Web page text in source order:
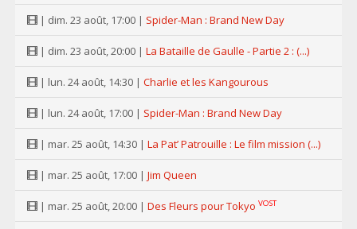
| dim. 23 août, 17:00 | Spider-Man : Brand New Day
| dim. 23 août, 20:00 | La Bataille de Gaulle - Partie 2 : (...)
| lun. 24 août, 14:30 | Charlie et les Kangourous
| lun. 24 août, 17:00 | Spider-Man : Brand New Day
| mar. 25 août, 14:30 | La Pat’ Patrouille : Le film mission (...)
| mar. 25 août, 17:00 | Jim Queen
| mar. 25 août, 20:00 | Des Fleurs pour Tokyo VOST